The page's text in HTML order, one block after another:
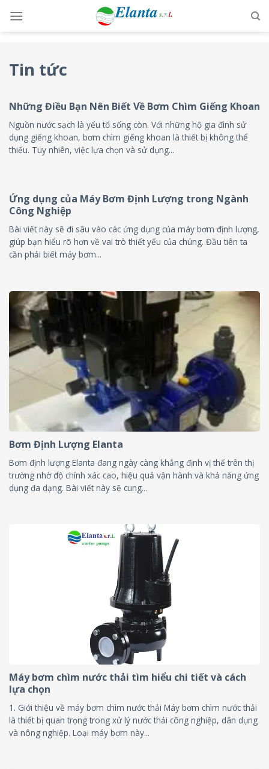
content
Tin tức
Những Điều Bạn Nên Biết Về Bơm Chìm Giếng Khoan
Nguồn nước sạch là yếu tố sống còn. Với những hộ gia đình sử
dụng giếng khoan, bơm chìm giếng khoan là thiết bị không thể
thiếu. Tuy nhiên, việc lựa chọn và sử dụng...
Ứng dụng của Máy Bơm Định Lượng trong Ngành
Công Nghiệp
Bài viết này sẽ đi sâu vào các ứng dụng của máy bơm định lượng,
giúp bạn hiểu rõ hơn về vai trò thiết yếu của chúng. Đầu tiên ta
cần phải biết máy bơm...
Bơm Định Lượng Elanta
Bơm định lượng Elanta đang ngày càng khẳng định vị thế trên thị
trường nhờ độ chính xác cao, hiệu quả vận hành và khả năng ứng
dụng đa dạng. Bài viết này sẽ cung...
Máy bơm chìm nước thải tìm hiểu chi tiết và cách
lựa chọn
1. Giới thiệu về máy bơm chìm nước thải Máy bơm chìm nước thải
là thiết bị quan trọng trong xử lý nước thải công nghiệp, dân dụng
và nông nghiệp. Loại máy bơm này...